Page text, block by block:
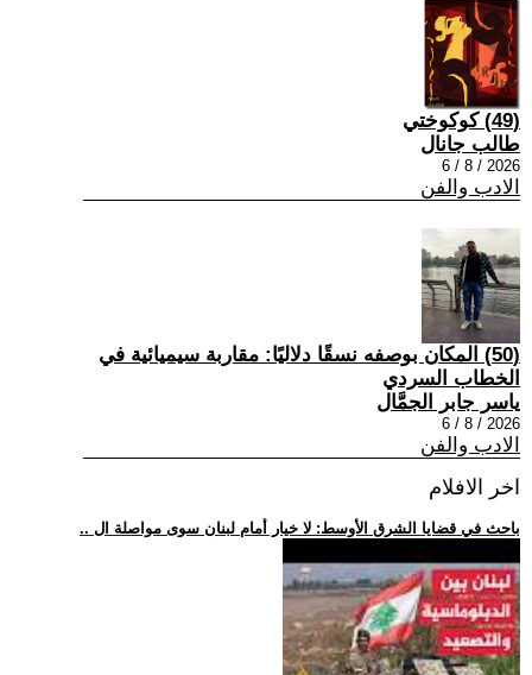
(49) كوكوختي
طالب جانال
2026 / 8 / 6
الادب والفن
(50) المكان بوصفه نسقًا دلاليًا: مقاربة سيميائية في
الخطاب السردي
ياسر جابر الجمَّال
2026 / 8 / 6
الادب والفن
اخر الافلام
.. باحث في قضايا الشرق الأوسط: لا خيار أمام لبنان سوى مواصلة ال